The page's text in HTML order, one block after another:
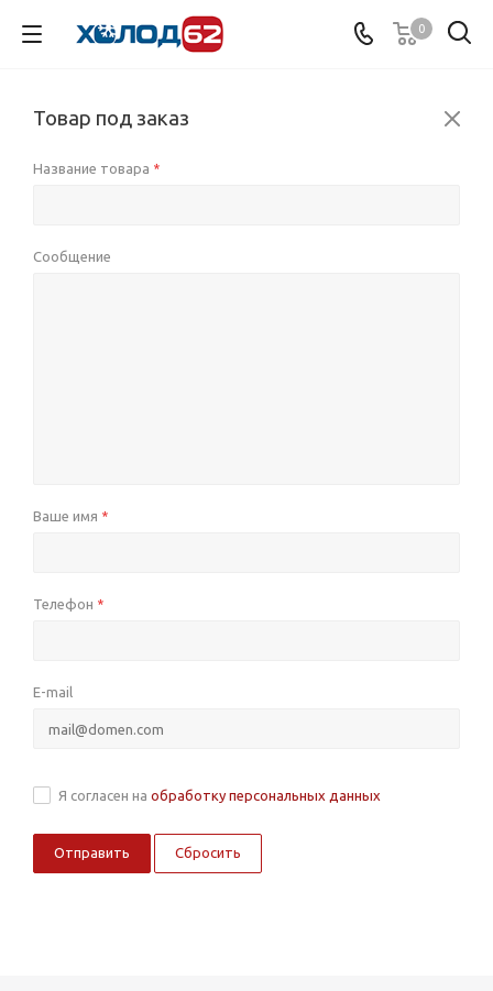
0
Товар под заказ
Название товара *
Сообщение
Ваше имя *
Телефон *
E-mail
Я согласен на обработку персональных данных
Сбросить